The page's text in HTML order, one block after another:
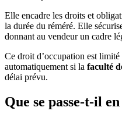
Elle encadre les droits et
la durée du réméré. Elle
donnant au vendeur un cadre
Ce droit d’occupation est limité
automatiquement si la faculté
délai prévu.
Que se passe-t-il